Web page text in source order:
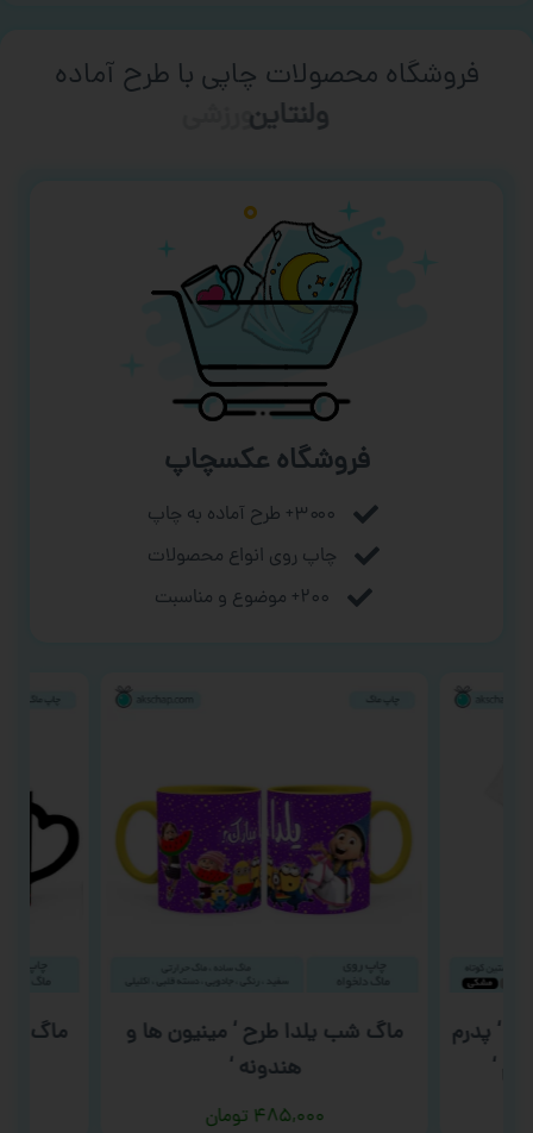
فروشگاه محصولات چاپی با طرح آماده
ورزشی
فروشگاه عکسچاپ
۳۰۰۰+ طرح آماده به چاپ
چاپ روی انواع محصولات
۲۰۰+ موضوع و مناسبت
‘ پدرم
‘
ماگ شب یلدا طرح ‘ مینیون ها و
هندونه ‘
۴۸۵,۰۰۰ تومان
ماگ